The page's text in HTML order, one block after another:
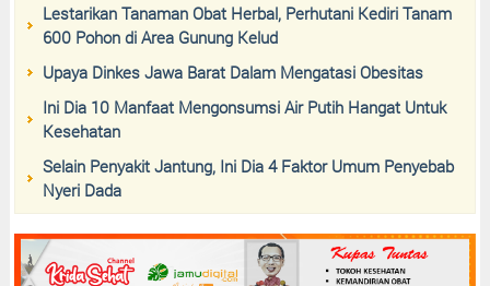
Lestarikan Tanaman Obat Herbal, Perhutani Kediri Tanam
600 Pohon di Area Gunung Kelud
Upaya Dinkes Jawa Barat Dalam Mengatasi Obesitas
Ini Dia 10 Manfaat Mengonsumsi Air Putih Hangat Untuk
Kesehatan
Selain Penyakit Jantung, Ini Dia 4 Faktor Umum Penyebab
Nyeri Dada